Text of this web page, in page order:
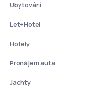
Ubytování
Let+Hotel
Hotely
Pronájem auta
Jachty